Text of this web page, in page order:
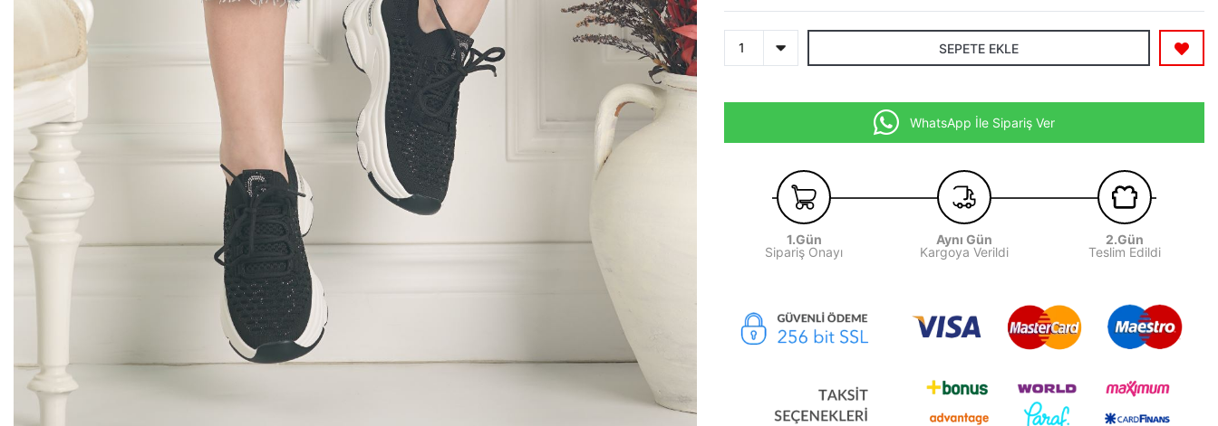
SEPETE EKLE
WhatsApp İle Sipariş Ver
1.Gün
Sipariş Onayı
Aynı Gün
Kargoya Verildi
2.Gün
Teslim Edildi